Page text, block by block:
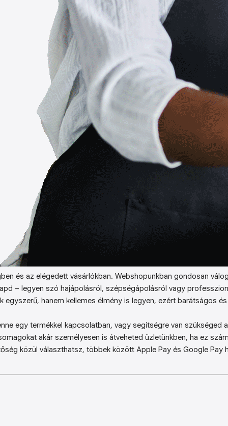
és az elégedett vásárlókban. Webshopunkban gondosan
– legyen szó hajápolásról, szépségápolásról vagy
egyszerű, hanem kellemes élmény is legyen, ezért barátságos
egy termékkel kapcsolatban, vagy segítségre van szükséged
akár személyesen is átveheted üzletünkben, ha ez
közül választhatsz, többek között Apple Pay és Google Pay